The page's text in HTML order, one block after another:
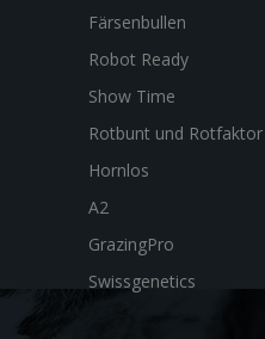
Färsenbullen
Robot Ready
Show Time
Rotbunt und Rotfaktor
Hornlos
A2
GrazingPro
Swissgenetics